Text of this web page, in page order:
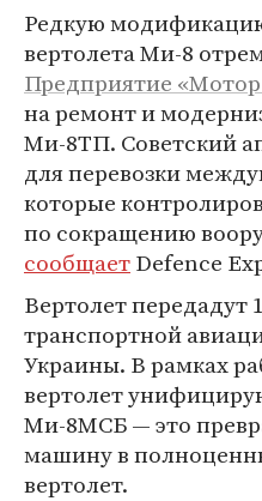
Редкую
вертолета Ми-8
Предприятие
на ремонт и
Ми-8ТП. Советский
для перевозки
которые
по сокращению
сообщаетDefence
Вертолет передадут
транспортной
Украины. В рамках
вертолет
Ми-8МСБ — это
машину в
вертолет.